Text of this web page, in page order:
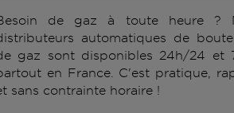
de gaz à toute heure ?
automatiques de
gaz sont disponibles 24h/24 et
en France. C'est pratique,
sans contrainte horaire !